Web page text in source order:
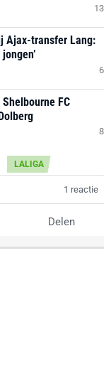
13
Ajax-transfer Lang:
6
FC
8
LALIGA
1 reactie
Delen